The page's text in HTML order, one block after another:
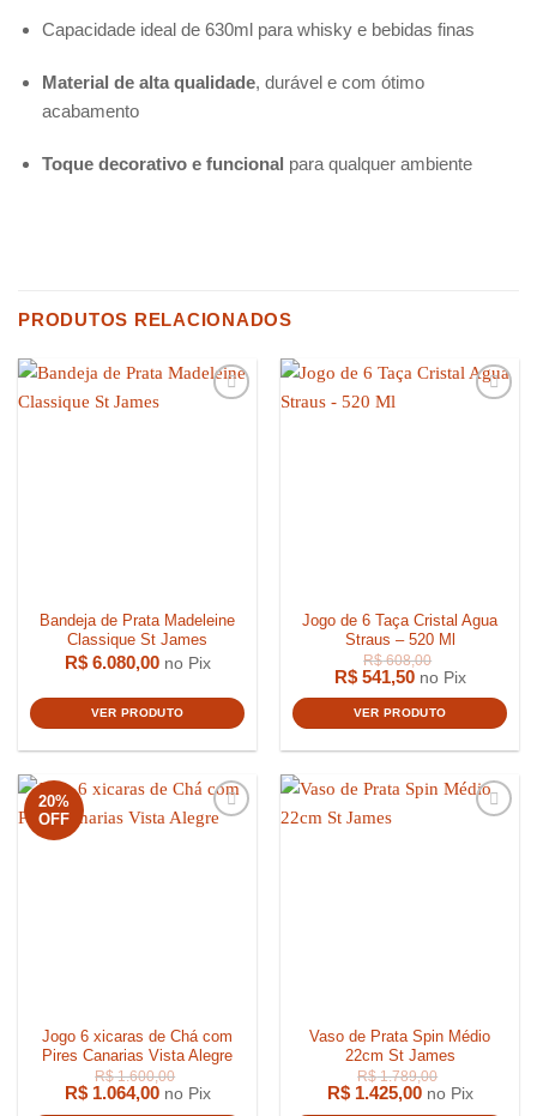
Capacidade ideal de 630ml para whisky e bebidas finas
Material de alta qualidade, durável e com ótimo
acabamento
Toque decorativo e funcional para qualquer ambiente
PRODUTOS RELACIONADOS
Bandeja de Prata Madeleine
Classique St James
R$6.080,00 no Pix
VER PRODUTO
Jogo de 6 Taça Cristal Agua
Straus – 520 Ml
R$541,50 no Pix
VER PRODUTO
20%
OFF
Jogo 6 xicaras de Chá com
Pires Canarias Vista Alegre
R$1.064,00 no Pix
Vaso de Prata Spin Médio
22cm St James
R$1.425,00 no Pix